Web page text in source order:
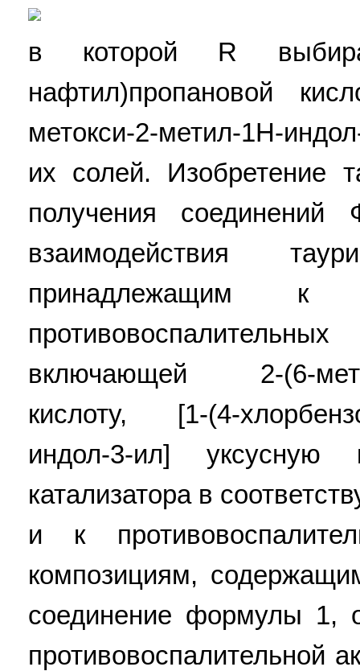
в которой R
нафтил)пропановой
метокси-2-метил-1Н-
их солей. Изобретение
получения
взаимодействия
принадлежащим к
включающей 2-(6-
кислоту, [1-(4-
индол-3-ил] уксусную
катализатора в
и к
композициям,
соединение формулы 1,
противовоспалительной